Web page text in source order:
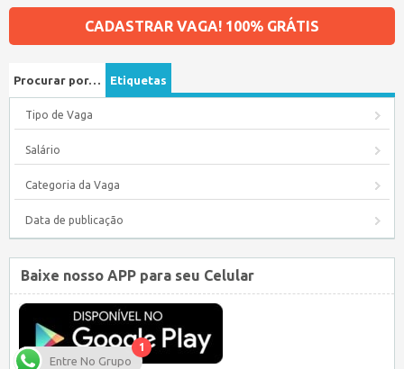
CADASTRAR VAGA! 100% GRÁTIS
Procurar por… Etiquetas
Tipo de Vaga
Salário
Categoria da Vaga
Data de publicação
Baixe nosso APP para seu Celular
1
Entre No Grupo